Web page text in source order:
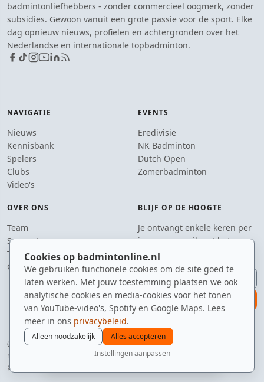
Cookies op badmintonline.nl
We gebruiken functionele cookies om de site goed te
laten werken. Met jouw toestemming plaatsen we ook
analytische cookies en media-cookies voor het tonen
van YouTube-video's, Spotify en Google Maps. Lees
meer in ons privacybeleid.
Alleen noodzakelijk
Alles accepteren
Instellingen aanpassen
badmintonliefhebbers - zonder commercieel oogmerk, zonder
subsidies. Gewoon vanuit een grote passie voor de sport. Elke
dag opnieuw nieuws, profielen en achtergronden over het
Nederlandse en internationale topbadminton.
NAVIGATIE
Nieuws
Kennisbank
Spelers
Clubs
Video's
EVENTS
Eredivisie
NK Badminton
Dutch Open
Zomerbadminton
OVER ONS
Team
Supporters
Tip de redactie
Contact
BLIJF OP DE HOOGTE
Je ontvangt enkele keren per
jaar een e-mail met het
laatste badmintonnieuws.
E-mailadres
aanmelden
© 2010–2026 badmintonline.nl · altijd op zoek naar de perfecte tumbling
netshot
privacy
spelers ranglijst zomer